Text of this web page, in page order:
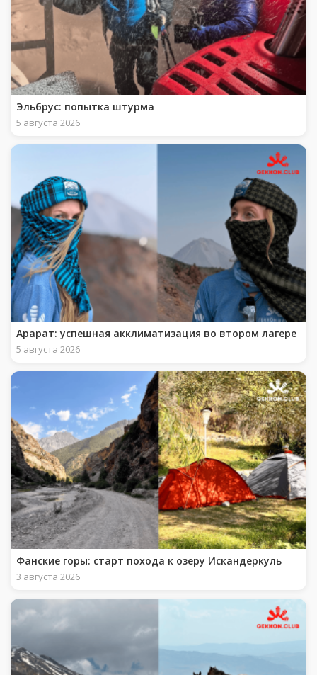
Эльбрус: попытка штурма
5 августа 2026
Арарат: успешная акклиматизация во втором лагере
5 августа 2026
Фанские горы: старт похода к озеру Искандеркуль
3 августа 2026